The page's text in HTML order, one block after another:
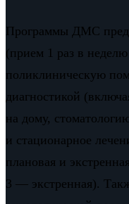
Программы ДМС
(прием 1 раз в
поликлиническую
диагностикой
на дому,
и стационарное
плановая и
3 — экстренная).